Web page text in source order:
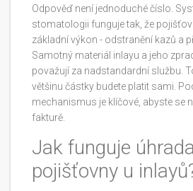
Odpověď není jednoduché číslo.
stomatologii funguje tak, že
základní výkon - odstranění kazů a
Samotný materiál inlayu a jeho
považují za nadstandardní službu.
většinu částky budete platit sami.
mechanismus je klíčové, abyste se
fakturě.
Jak funguje úhrada
pojišťovny u